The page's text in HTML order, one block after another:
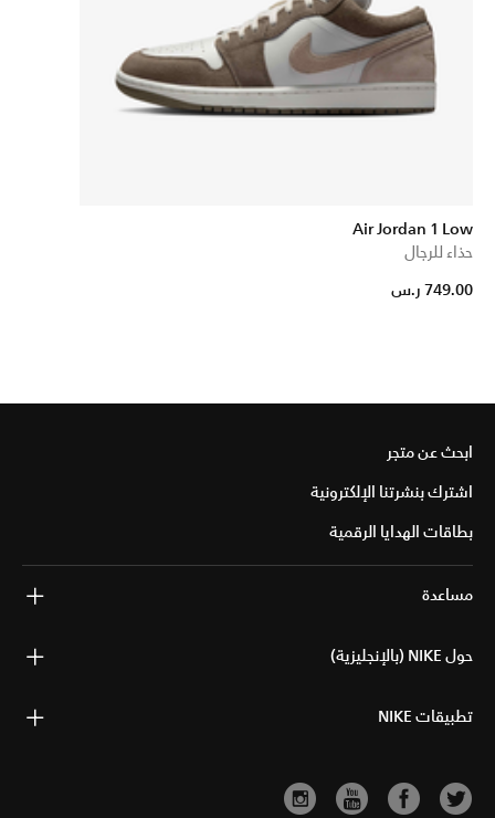
Air Jordan 1 Low
حذاء للرجال
749.00 ر.س
ابحث عن متجر
اشترك بنشرتنا الإلكترونية
بطاقات الهدايا الرقمية
مساعدة
حول NIKE (بالإنجليزية)
تطبيقات NIKE